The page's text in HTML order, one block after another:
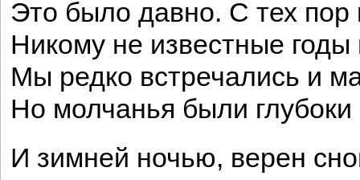
Это было давно. С тех пор
Никому не известные годы
Мы редко встречались и
Но молчанья были глубоки
И зимней ночью, верен